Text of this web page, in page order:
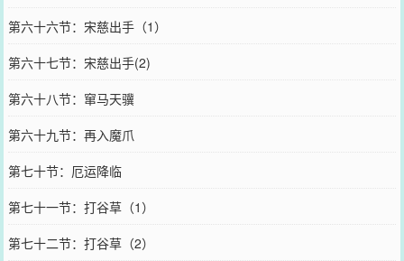
第六十六节：宋慈出手（1）
第六十七节：宋慈出手(2)
第六十八节：窜马天骥
第六十九节：再入魔爪
第七十节：厄运降临
第七十一节：打谷草（1）
第七十二节：打谷草（2）